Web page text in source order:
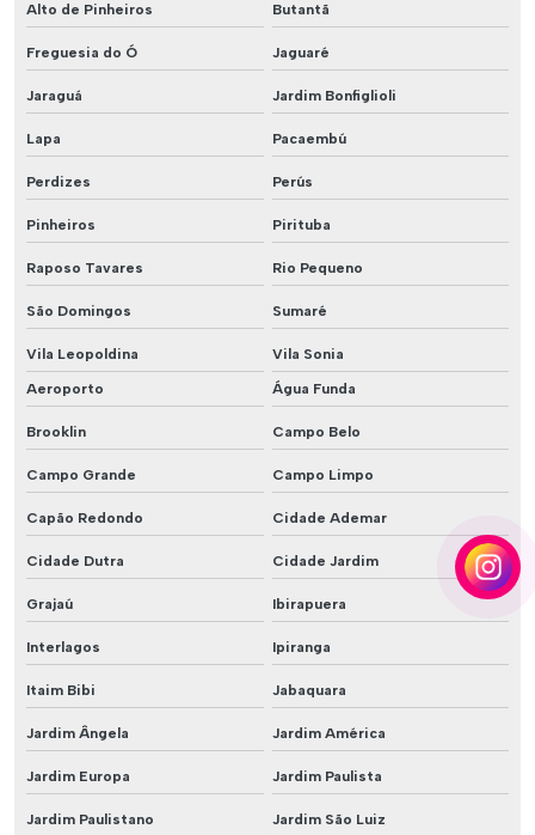
Alto de Pinheiros Butantã
Freguesia do Ó Jaguaré
Jaraguá Jardim Bonfiglioli
Lapa Pacaembú
Perdizes Perús
Pinheiros Pirituba
Raposo Tavares Rio Pequeno
São Domingos Sumaré
Vila Leopoldina Vila Sonia
Aeroporto Água Funda
Brooklin Campo Belo
Campo Grande Campo Limpo
Capão Redondo Cidade Ademar
Cidade Dutra Cidade Jardim
Grajaú Ibirapuera
Interlagos Ipiranga
Itaim Bibi Jabaquara
Jardim Ângela Jardim América
Jardim Europa Jardim Paulista
Jardim Paulistano Jardim São Luiz